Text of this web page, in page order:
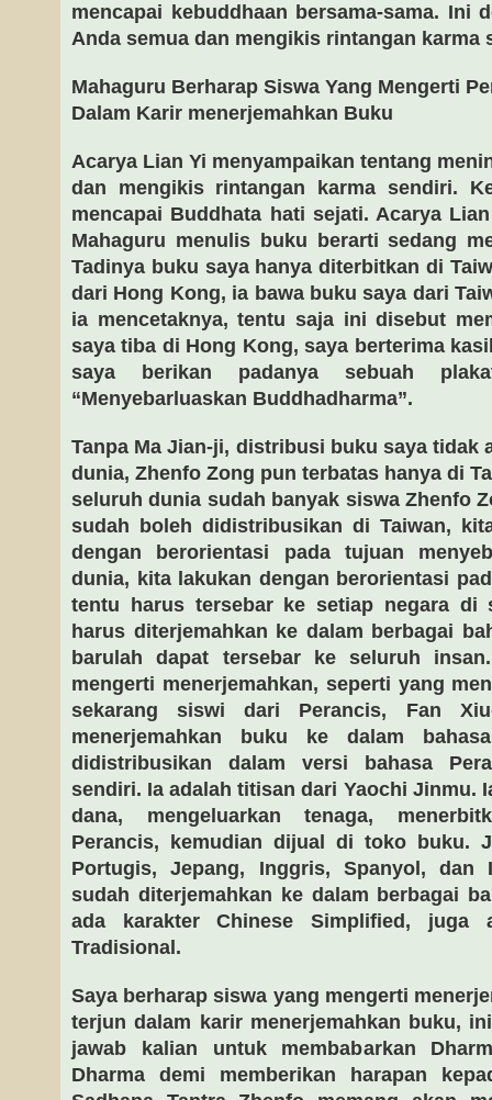
mencapai kebuddhaan bersama-sama. Ini
Anda semua dan mengikis rintangan karma
Mahaguru Berharap Siswa Yang Mengerti
Dalam Karir menerjemahkan Buku
Acarya Lian Yi menyampaikan tentang
dan mengikis rintangan karma sendiri.
mencapai Buddhata hati sejati. Acarya
Mahaguru menulis buku berarti sedang
Tadinya buku saya hanya diterbitkan di
dari Hong Kong, ia bawa buku saya dari
ia mencetaknya, tentu saja ini disebut
saya tiba di Hong Kong, saya berterima
saya berikan padanya sebuah
“Menyebarluaskan Buddhadharma”.
Tanpa Ma Jian-ji, distribusi buku saya tidak
dunia, Zhenfo Zong pun terbatas hanya di
seluruh dunia sudah banyak siswa Zhenfo
sudah boleh didistribusikan di Taiwan,
dengan berorientasi pada tujuan
dunia, kita lakukan dengan berorientasi
tentu harus tersebar ke setiap negara di
harus diterjemahkan ke dalam berbagai
barulah dapat tersebar ke seluruh
mengerti menerjemahkan, seperti yang
sekarang siswi dari Perancis, Fan
menerjemahkan buku ke dalam
didistribusikan dalam versi bahasa
sendiri. Ia adalah titisan dari Yaochi Jinmu.
dana, mengeluarkan tenaga,
Perancis, kemudian dijual di toko buku.
Portugis, Jepang, Inggris, Spanyol, dan
sudah diterjemahkan ke dalam berbagai
ada karakter Chinese Simplified, juga
Tradisional.
Saya berharap siswa yang mengerti
terjun dalam karir menerjemahkan buku,
jawab kalian untuk membabarkan
Dharma demi memberikan harapan